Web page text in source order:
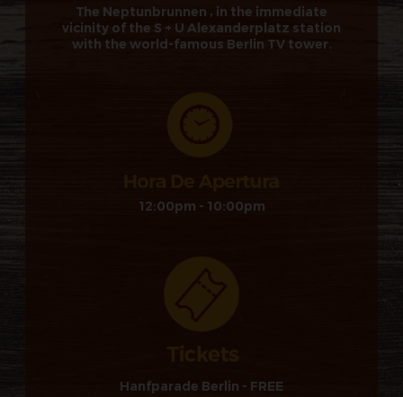
The Neptunbrunnen , in the immediate
vicinity of the S + U Alexanderplatz station
with the world-famous Berlin TV tower.
12:00pm - 10:00pm
Hanfparade Berlin - FREE